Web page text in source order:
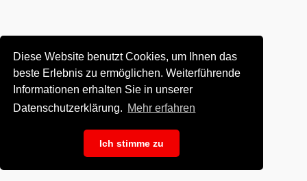
Diese Website benutzt Cookies, um Ihnen das
beste Erlebnis zu ermöglichen. Weiterführende
Informationen erhalten Sie in unserer
Datenschutzerklärung. Mehr erfahren
Ich stimme zu